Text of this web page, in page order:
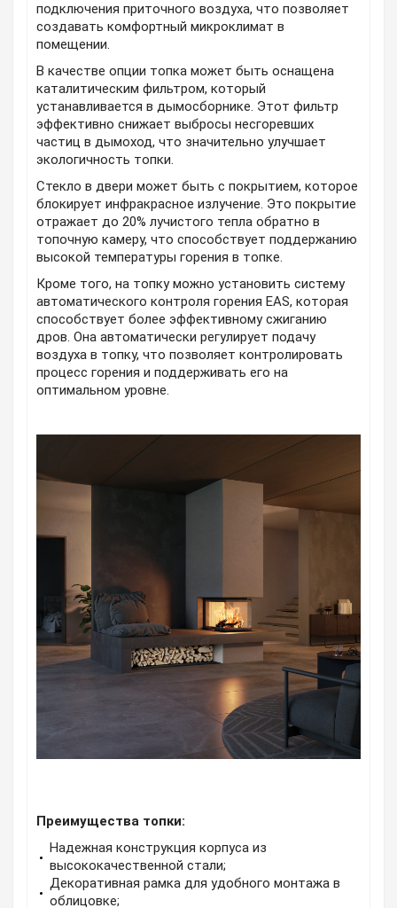
подключения приточного воздуха, что позволяет
создавать комфортный микроклимат в
помещении.
В качестве опции топка может быть оснащена
каталитическим фильтром, который
устанавливается в дымосборнике. Этот фильтр
эффективно снижает выбросы несгоревших
частиц в дымоход, что значительно улучшает
экологичность топки.
Стекло в двери может быть с покрытием, которое
блокирует инфракрасное излучение. Это покрытие
отражает до 20% лучистого тепла обратно в
топочную камеру, что способствует поддержанию
высокой температуры горения в топке.
Кроме того, на топку можно установить систему
автоматического контроля горения EAS, которая
способствует более эффективному сжиганию
дров. Она автоматически регулирует подачу
воздуха в топку, что позволяет контролировать
процесс горения и поддерживать его на
оптимальном уровне.
Преимущества топки:
Надежная конструкция корпуса из
высококачественной стали;
Декоративная рамка для удобного монтажа в
облицовке;